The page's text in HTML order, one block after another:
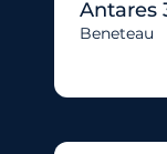
Antares
Beneteau